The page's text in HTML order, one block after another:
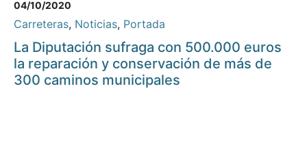
04/10/2020
Carreteras, Noticias, Portada
La Diputación sufraga con 500.000 euros
la reparación y conservación de más de
300 caminos municipales